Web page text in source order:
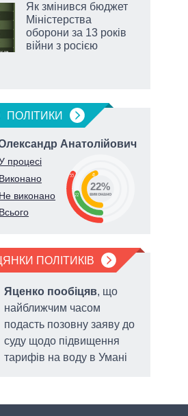
Як змінився бюджет
Міністерства
оборони за 13 років
війни з росією
ПОЛIТИКИ
Анатолійович
процесі
Виконано
Не виконано
Всього
33
22
45
22%
виконано
ПОЛІТИКІВ
Яценко пообіцяв, що
найближчим часом
подасть позовну заяву до
суду щодо підвищення
тарифів на воду в Умані